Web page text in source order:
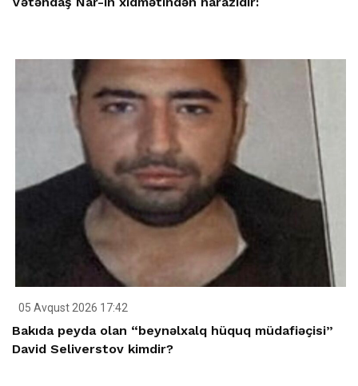
05 Avqust 2026 17:42
Bakıda peyda olan “beynəlxalq hüquq müdafiəçisi”
David Seliverstov kimdir?